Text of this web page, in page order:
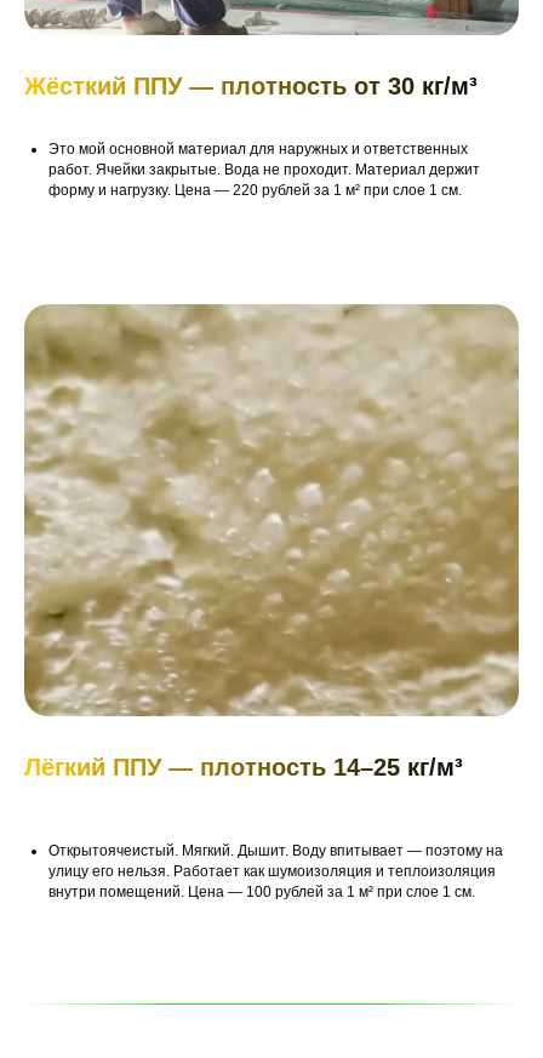
Жёсткий ППУ — плотность от 30 кг/м³
Это мой основной материал для наружных и ответственных
работ. Ячейки закрытые. Вода не проходит. Материал держит
форму и нагрузку. Цена — 220 рублей за 1 м² при слое 1 см.
Лёгкий ППУ — плотность 14–25 кг/м³
Открытоячеистый. Мягкий. Дышит. Воду впитывает — поэтому на
улицу его нельзя. Работает как шумоизоляция и теплоизоляция
внутри помещений. Цена — 100 рублей за 1 м² при слое 1 см.